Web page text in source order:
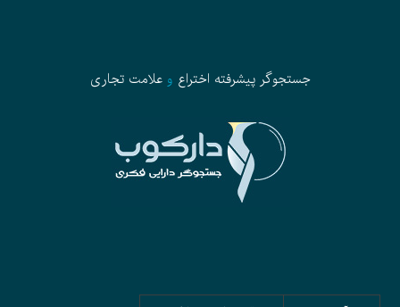
جستجوگر پیشرفته اختراع وعلامت تجاری